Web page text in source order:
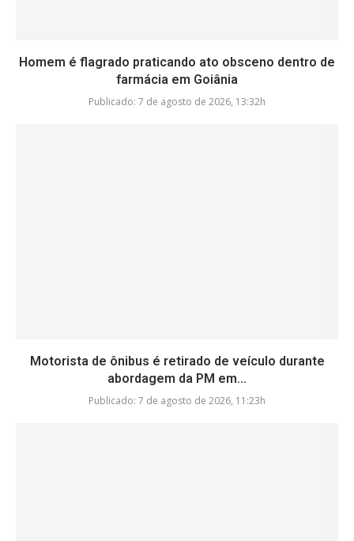
Homem é flagrado praticando ato obsceno dentro de
farmácia em Goiânia
Publicado: 7 de agosto de 2026, 13:32h
Motorista de ônibus é retirado de veículo durante
abordagem da PM em...
Publicado: 7 de agosto de 2026, 11:23h